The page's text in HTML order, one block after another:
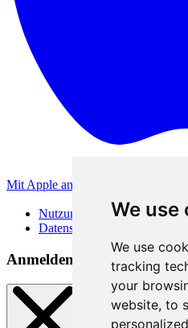
We use
We use
tracking
your
website, to
Mit Apple anmelden
Nutzungsbedingungen
Datenschutzerklärung
Anmeldemethoden